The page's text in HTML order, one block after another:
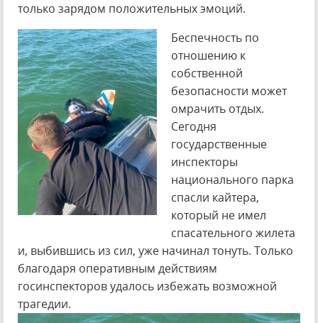
только зарядом положительных эмоций.
Беспечность по
отношению к
собственной
безопасности может
омрачить отдых.
Сегодня
государственные
инспекторы
национального парка
спасли кайтера,
который не имел
спасательного жилета
и, выбившись из сил, уже начинал тонуть. Только
благодаря оперативным действиям
госинспекторов удалось избежать возможной
трагедии.